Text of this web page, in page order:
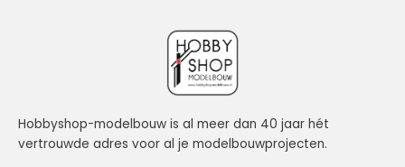
Hobbyshop-modelbouw is al meer dan 40 jaar hét
vertrouwde adres voor al je modelbouwprojecten.